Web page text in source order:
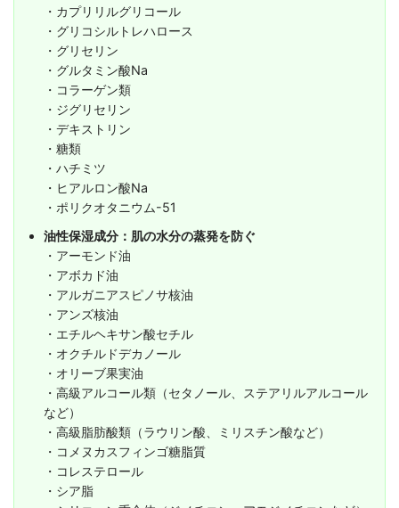
・カプリリルグリコール
・グリコシルトレハロース
・グリセリン
・グルタミン酸Na
・コラーゲン類
・ジグリセリン
・デキストリン
・糖類
・ハチミツ
・ヒアルロン酸Na
・ポリクオタニウム-51
油性保湿成分：肌の水分の蒸発を防ぐ
・アーモンド油
・アボカド油
・アルガニアスピノサ核油
・アンズ核油
・エチルヘキサン酸セチル
・オクチルドデカノール
・オリーブ果実油
・高級アルコール類（セタノール、ステアリルアルコール
など）
・高級脂肪酸類（ラウリン酸、ミリスチン酸など）
・コメヌカスフィンゴ糖脂質
・コレステロール
・シア脂